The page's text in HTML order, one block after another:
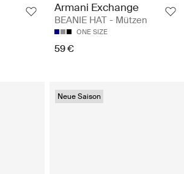
Armani Exchange
BEANIE HAT - Mützen
ONE SIZE
59 €
Neue Saison